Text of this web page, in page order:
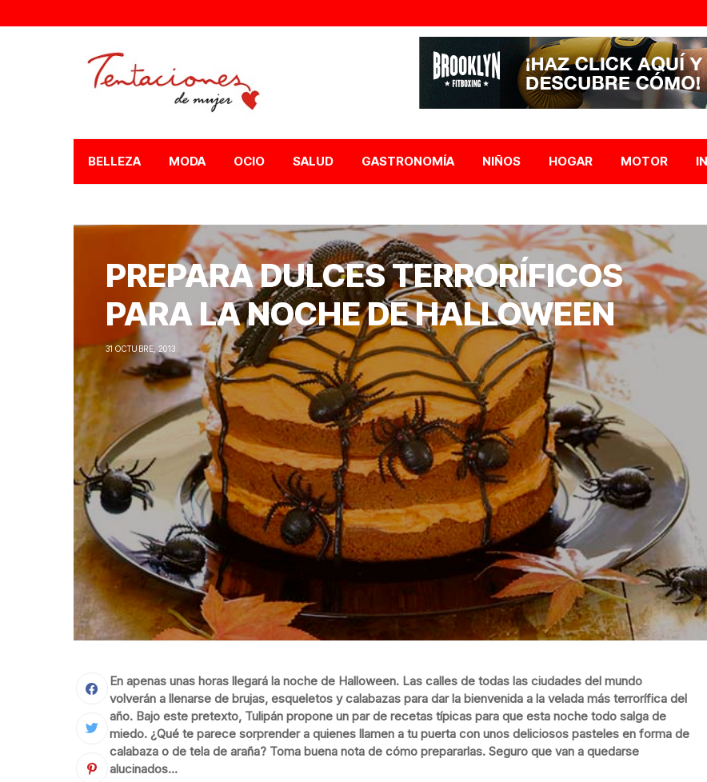
BELLEZA MODA OCIO SALUD GASTRONOMÍA NIÑOS HOGAR MOTOR
PREPARA DULCES TERRORÍFICOS
PARA LA NOCHE DE HALLOWEEN
31 OCTUBRE, 2013
En apenas unas horas llegará la noche de Halloween. Las calles de todas las ciudades del mundo
volverán a llenarse de brujas, esqueletos y calabazas para dar la bienvenida a la velada más terrorífica del
año. Bajo este pretexto, Tulipán propone un par de recetas típicas para que esta noche todo salga de
miedo. ¿Qué te parece sorprender a quienes llamen a tu puerta con unos deliciosos pasteles en forma de
calabaza o de tela de araña? Toma buena nota de cómo prepararlas. Seguro que van a quedarse
alucinados…